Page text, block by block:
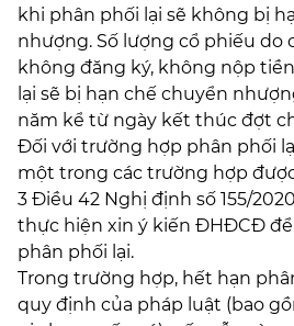
khi phân phối lại sẽ không bị
nhượng. Số lượng cổ phiếu do
không đăng ký, không nộp
lại sẽ bị hạn chế chuyển
năm kể từ ngày kết thúc đợt
Đối với trường hợp phân phối
một trong các trường hợp
3 Điều 42 Nghị định số 155/
thực hiện xin ý kiến ĐHĐCĐ
phân phối lại.
Trong trường hợp, hết hạn
quy định của pháp luật (bao